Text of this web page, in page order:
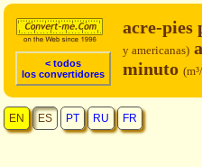
< todos
los convertidores
acre-pies
y americanas)
minuto
EN ES PT RU FR